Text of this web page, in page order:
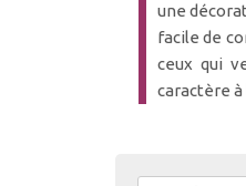
une
facile de
ceux qui
caractère à